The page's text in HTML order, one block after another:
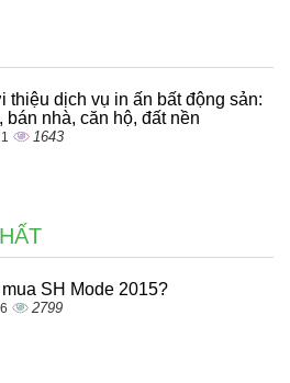
thiệu dịch vụ in ấn bất động sản:
bán nhà, căn hộ, đất nền
1643
SH Mode 2015?
2799